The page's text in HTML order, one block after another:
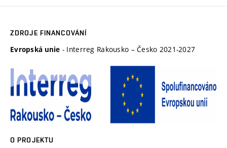
ZDROJE FINANCOVÁNÍ
Evropská unie - Interreg Rakousko – Česko 2021-2027
O PROJEKTU